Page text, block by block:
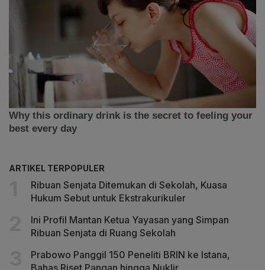
ARTIKEL TERPOPULER
Ribuan Senjata Ditemukan di Sekolah, Kuasa
Hukum Sebut untuk Ekstrakurikuler
Ini Profil Mantan Ketua Yayasan yang Simpan
Ribuan Senjata di Ruang Sekolah
Prabowo Panggil 150 Peneliti BRIN ke Istana,
Bahas Riset Pangan hingga Nuklir